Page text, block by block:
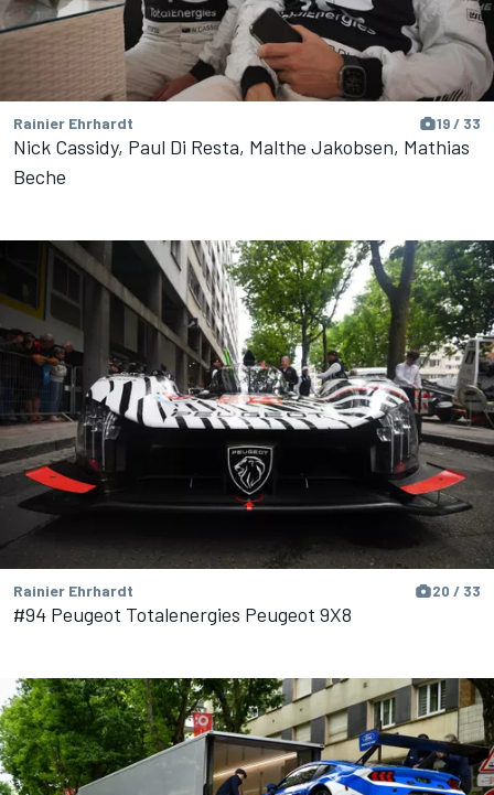
Rainier Ehrhardt 19 / 33
Nick Cassidy, Paul Di Resta, Malthe Jakobsen, Mathias
Beche
Rainier Ehrhardt 20 / 33
#94 Peugeot Totalenergies Peugeot 9X8